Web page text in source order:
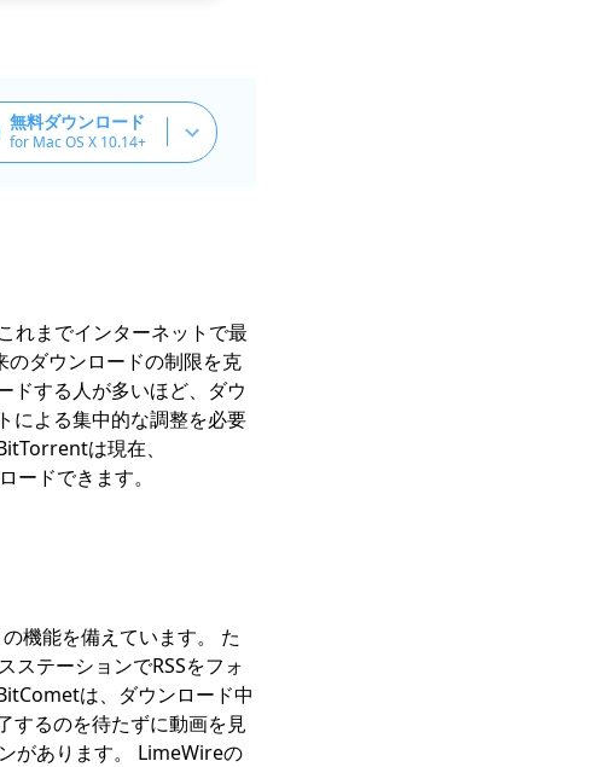
無料ダウンロード
for Mac OS X 10.14+
れまでインターネットで最
のダウンロードの制限を克
ドする人が多いほど、ダウ
による集中的な調整を必要
は現在、
ドできます。
機能を備えています。 た
ステーションでRSSをフォ
は、ダウンロード中
するのを待たずに動画を見
があります。 LimeWireの